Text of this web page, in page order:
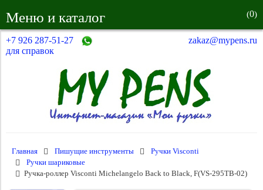
Меню и каталог (0)
+7 926 287-51-27
для справок
zakaz@mypens.ru
Главная Пишущие инструменты
Ручки Visconti
Ручки шариковые
Ручка-роллер Visconti Michelangelo Back to Black, F(VS-295TB-02)